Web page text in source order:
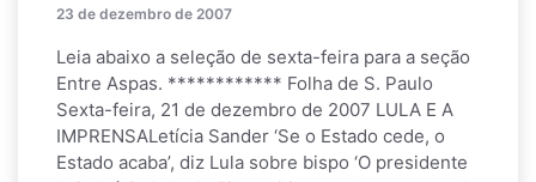
23 de dezembro de 2007
Leia abaixo a seleção de sexta-feira para a seção
Entre Aspas. ************ Folha de S. Paulo
Sexta-feira, 21 de dezembro de 2007 LULA E A
IMPRENSALetícia Sander ‘Se o Estado cede, o
Estado acaba’, diz Lula sobre bispo ‘O presidente